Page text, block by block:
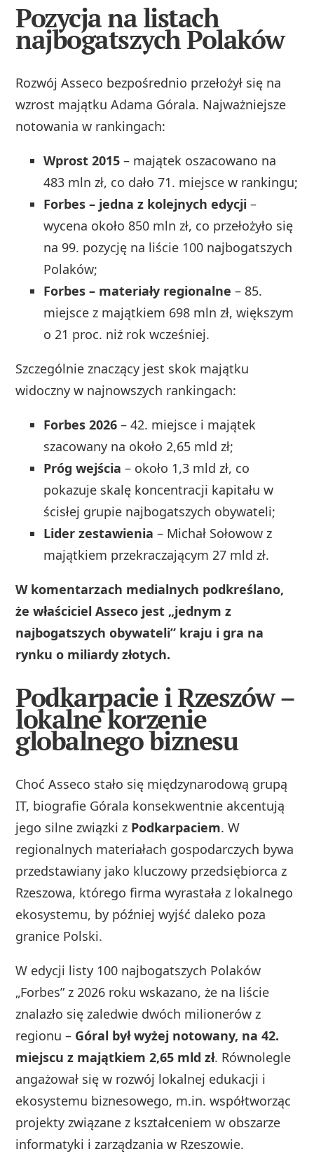
Pozycja na listach
najbogatszych Polaków
Rozwój Asseco bezpośrednio przełożył się na
wzrost majątku Adama Górala. Najważniejsze
notowania w rankingach:
Wprost 2015 – majątek oszacowano na
483 mln zł, co dało 71. miejsce w rankingu;
Forbes – jedna z kolejnych edycji –
wycena około 850 mln zł, co przełożyło się
na 99. pozycję na liście 100 najbogatszych
Polaków;
Forbes – materiały regionalne – 85.
miejsce z majątkiem 698 mln zł, większym
o 21 proc. niż rok wcześniej.
Szczególnie znaczący jest skok majątku
widoczny w najnowszych rankingach:
Forbes 2026 – 42. miejsce i majątek
szacowany na około 2,65 mld zł;
Próg wejścia – około 1,3 mld zł, co
pokazuje skalę koncentracji kapitału w
ścisłej grupie najbogatszych obywateli;
Lider zestawienia – Michał Sołowow z
majątkiem przekraczającym 27 mld zł.
W komentarzach medialnych podkreślano,
że właściciel Asseco jest „jednym z
najbogatszych obywateli” kraju i gra na
rynku o miliardy złotych.
Podkarpacie i Rzeszów –
lokalne korzenie
globalnego biznesu
Choć Asseco stało się międzynarodową grupą
IT, biografie Górala konsekwentnie akcentują
jego silne związki z Podkarpaciem. W
regionalnych materiałach gospodarczych bywa
przedstawiany jako kluczowy przedsiębiorca z
Rzeszowa, którego firma wyrastała z lokalnego
ekosystemu, by później wyjść daleko poza
granice Polski.
W edycji listy 100 najbogatszych Polaków
„Forbes” z 2026 roku wskazano, że na liście
znalazło się zaledwie dwóch milionerów z
regionu – Góral był wyżej notowany, na 42.
miejscu z majątkiem 2,65 mld zł. Równolegle
angażował się w rozwój lokalnej edukacji i
ekosystemu biznesowego, m.in. współtworząc
projekty związane z kształceniem w obszarze
informatyki i zarządzania w Rzeszowie.